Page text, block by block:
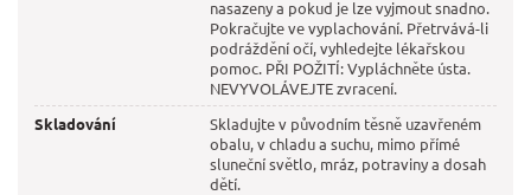
nasazeny a pokud je lze vyjmout snadno.
Pokračujte ve vyplachování. Přetrvává-li
podráždění očí, vyhledejte lékařskou
pomoc. PŘI POŽITÍ: Vypláchněte ústa.
NEVYVOLÁVEJTE zvracení.
Skladování
Skladujte v původním těsně uzavřeném
obalu, v chladu a suchu, mimo přímé
sluneční světlo, mráz, potraviny a dosah
dětí.